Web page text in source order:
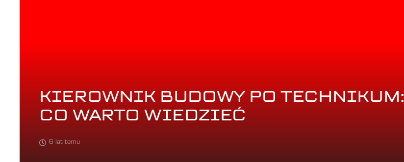
KIEROWNIK BUDOWY PO TECHNIKUM:
CO WARTO WIEDZIEĆ
6 lat temu